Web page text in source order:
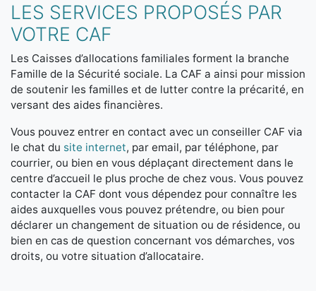
LES SERVICES PROPOSÉS PAR
VOTRE CAF
Les Caisses d’allocations familiales forment la branche
Famille de la Sécurité sociale. La CAF a ainsi pour mission
de soutenir les familles et de lutter contre la précarité, en
versant des aides financières.
Vous pouvez entrer en contact avec un conseiller CAF via
le chat du site internet, par email, par téléphone, par
courrier, ou bien en vous déplaçant directement dans le
centre d’accueil le plus proche de chez vous. Vous pouvez
contacter la CAF dont vous dépendez pour connaître les
aides auxquelles vous pouvez prétendre, ou bien pour
déclarer un changement de situation ou de résidence, ou
bien en cas de question concernant vos démarches, vos
droits, ou votre situation d’allocataire.